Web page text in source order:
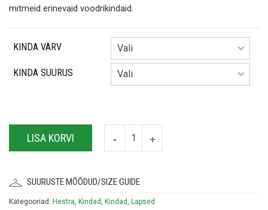
mitmeid erinevaid voodrikindaid.
KINDA VÄRV
KINDA SUURUS
LISA KORVI
SUURUSTE MÕÕDUD/SIZE GUIDE
Kategooriad: Hestra, Kindad, Kindad, Lapsed